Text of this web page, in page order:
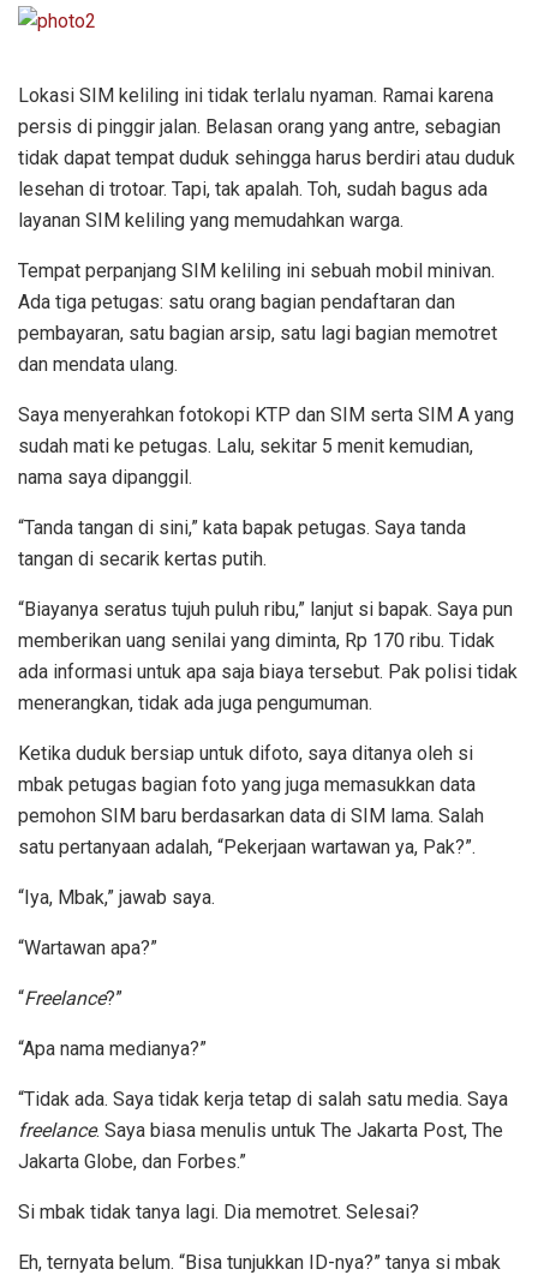
Lokasi SIM keliling ini tidak terlalu nyaman. Ramai karena
persis di pinggir jalan. Belasan orang yang antre, sebagian
tidak dapat tempat duduk sehingga harus berdiri atau duduk
lesehan di trotoar. Tapi, tak apalah. Toh, sudah bagus ada
layanan SIM keliling yang memudahkan warga.
Tempat perpanjang SIM keliling ini sebuah mobil minivan.
Ada tiga petugas: satu orang bagian pendaftaran dan
pembayaran, satu bagian arsip, satu lagi bagian memotret
dan mendata ulang.
Saya menyerahkan fotokopi KTP dan SIM serta SIM A yang
sudah mati ke petugas. Lalu, sekitar 5 menit kemudian,
nama saya dipanggil.
“Tanda tangan di sini,” kata bapak petugas. Saya tanda
tangan di secarik kertas putih.
“Biayanya seratus tujuh puluh ribu,” lanjut si bapak. Saya pun
memberikan uang senilai yang diminta, Rp 170 ribu. Tidak
ada informasi untuk apa saja biaya tersebut. Pak polisi tidak
menerangkan, tidak ada juga pengumuman.
Ketika duduk bersiap untuk difoto, saya ditanya oleh si
mbak petugas bagian foto yang juga memasukkan data
pemohon SIM baru berdasarkan data di SIM lama. Salah
satu pertanyaan adalah, “Pekerjaan wartawan ya, Pak?”.
“Iya, Mbak,” jawab saya.
“Wartawan apa?”
“Freelance?”
“Apa nama medianya?”
“Tidak ada. Saya tidak kerja tetap di salah satu media. Saya
freelance. Saya biasa menulis untuk The Jakarta Post, The
Jakarta Globe, dan Forbes.”
Si mbak tidak tanya lagi. Dia memotret. Selesai?
Eh, ternyata belum. “Bisa tunjukkan ID-nya?” tanya si mbak